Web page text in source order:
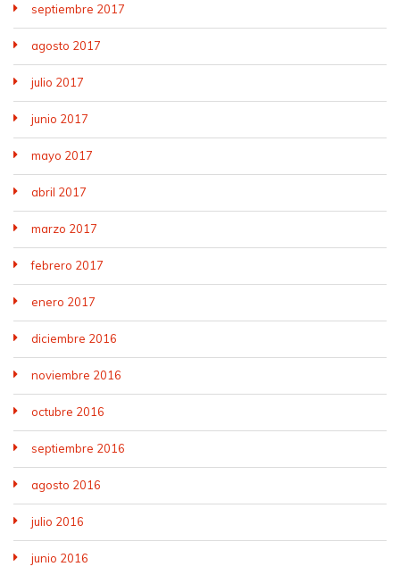
septiembre 2017
agosto 2017
julio 2017
junio 2017
mayo 2017
abril 2017
marzo 2017
febrero 2017
enero 2017
diciembre 2016
noviembre 2016
octubre 2016
septiembre 2016
agosto 2016
julio 2016
junio 2016